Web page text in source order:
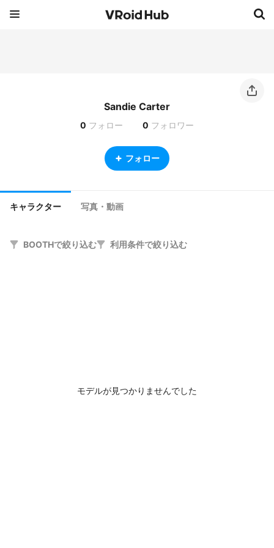
Sandie Carter
0 フォロー 0 フォロワー
フォロー
キャラクター 写真・動画
BOOTHで絞り込む 利用条件で絞り込む
モデルが見つかりませんでした